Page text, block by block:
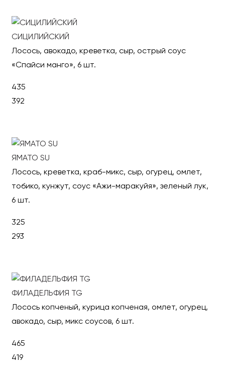
СИЦИЛИЙСКИЙ
Лосось, авокадо, креветка, сыр, острый соус
«Спайси манго», 6 шт.
435
392
ЯМАТО SU
Лосось, креветка, краб-микс, сыр, огурец, омлет,
тобико, кунжут, соус «Ажи-маракуйя», зеленый лук,
6 шт.
325
293
ФИЛАДЕЛЬФИЯ TG
Лосось копченый, курица копченая, омлет, огурец,
авокадо, сыр, микс соусов, 6 шт.
465
419